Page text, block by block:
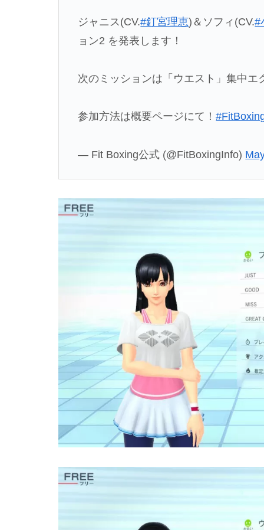
ジャニス(CV.#釘宮理恵)＆ソフィ(CV.#
ョン2 を発表します！
次のミッションは「ウエスト」集中エ
参加方法は概要ページにて！
— Fit Boxing公式 (@FitBoxingInfo)